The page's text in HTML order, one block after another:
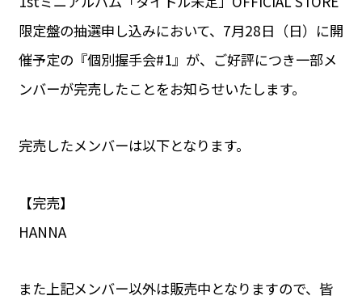
限定盤の抽選申し込みにおいて、7月28日（日）に開
催予定の『個別握手会#1』が、ご好評につき一部メ
ンバーが完売したことをお知らせいたします。
完売したメンバーは以下となります。
【完売】
HANNA
また上記メンバー以外は販売中となりますので、皆